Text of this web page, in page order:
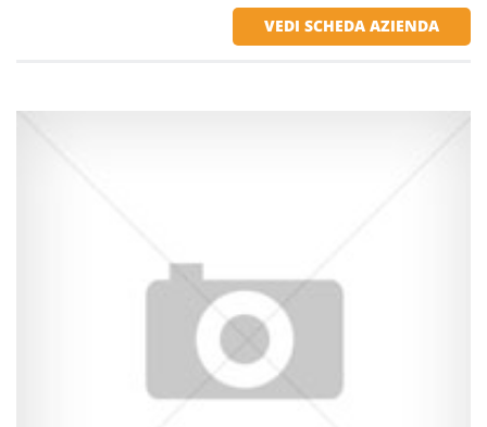
VEDI SCHEDA AZIENDA